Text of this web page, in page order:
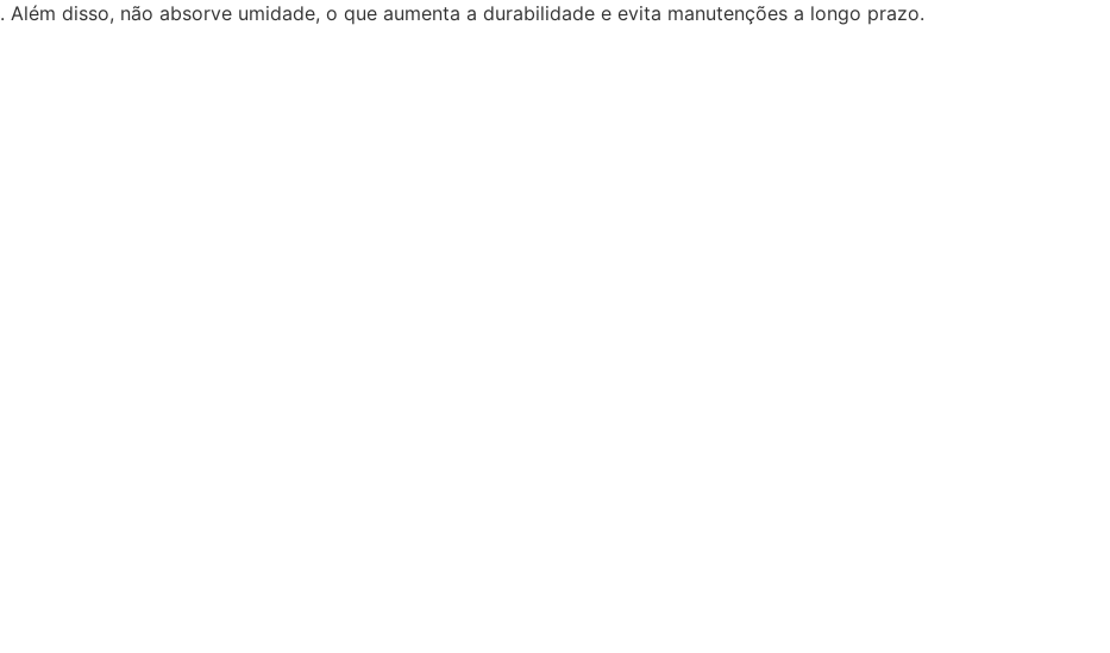
disso, não absorve umidade, o que aumenta a durabilidade e evita manutenções a longo prazo.